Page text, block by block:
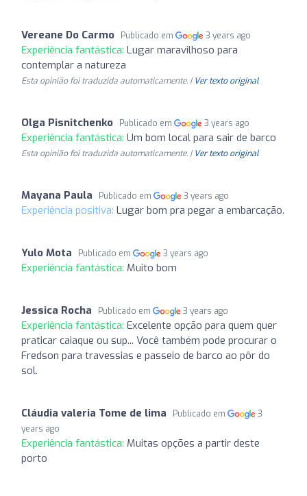
Vereane Do Carmo Publicado em 3 years ago
Experiência fantástica: Lugar maravilhoso para
contemplar a natureza
Esta opinião foi traduzida automaticamente. | Ver texto original
Olga Pisnitchenko Publicado em 3 years ago
Experiência fantástica: Um bom local para sair de barco
Esta opinião foi traduzida automaticamente. | Ver texto original
Mayana Paula Publicado em 3 years ago
Experiência positiva: Lugar bom pra pegar a embarcação.
Yulo Mota Publicado em 3 years ago
Experiência fantástica: Muito bom
Jessica Rocha Publicado em 3 years ago
Experiência fantástica: Excelente opção para quem quer
praticar caiaque ou sup... Você também pode procurar o
Fredson para travessias e passeio de barco ao pôr do
sol.
Cláudia valeria Tome de lima Publicado em
3
years ago
Experiência fantástica: Muitas opções a partir deste
porto